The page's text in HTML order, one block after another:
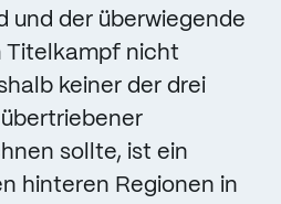
und der überwiegende
Titelkampf nicht
keiner der drei
sollte, ist ein
hinteren Regionen in